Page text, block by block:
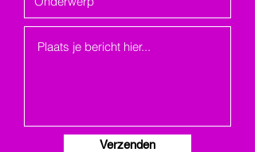
Verzenden